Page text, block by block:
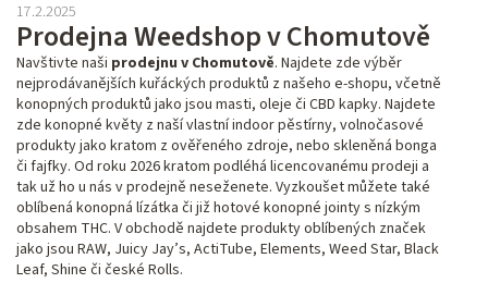
Prodejna Weedshop v Chomutově
17.2.2025
Navštivte naši prodejnu v Chomutově. Najdete zde výběr
nejprodávanějších kuřáckých produktů z našeho e-shopu, včetně
konopných produktů jako jsou masti, oleje či CBD kapky. Najdete
zde konopné květy z naší vlastní indoor pěstírny, volnočasové
produkty jako kratom z ověřeného zdroje, nebo skleněná bonga
či fajfky. Od roku 2026 kratom podléhá licencovanému prodeji a
tak už ho u nás v prodejně neseženete. Vyzkoušet můžete také
oblíbená konopná lízátka či již hotové konopné jointy s nízkým
obsahem THC. V obchodě najdete produkty oblíbených značek
jako jsou RAW, Juicy Jay’s, ActiTube, Elements, Weed Star, Black
Leaf, Shine či české Rolls.